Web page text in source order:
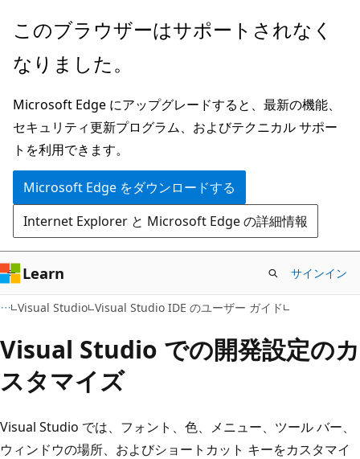
メ
ン
ン
テ
ン
ツ
に
ス
キ
ッ
プ
このブラウザーはサポートされなく
なりました。
Microsoft Edge にアップグレードすると、最新の機能、
セキュリティ更新プログラム、およびテクニカル サポー
トを利用できます。
Microsoft Edge をダウンロードする
Internet Explorer と Microsoft Edge の詳細情報
Learn サインイン
Visual Studio Visual Studio IDE のユーザー ガイド
Visual Studio での開発設定のカ
スタマイズ
Visual Studio では、フォント、色、メニュー、ツール バー、
ウィンドウの場所、およびショートカット キーをカスタマイ